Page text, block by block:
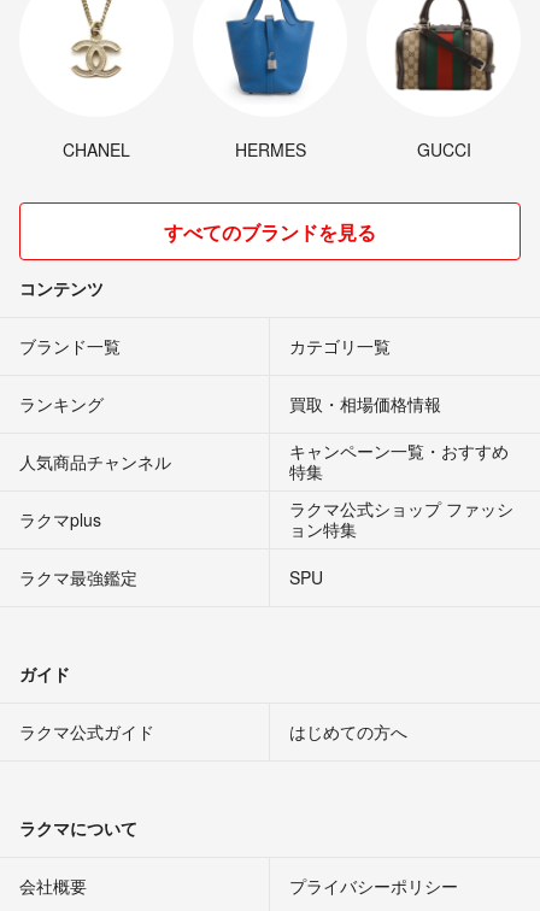
CHANEL HERMES GUCCI
すべてのブランドを見る
コンテンツ
ブランド一覧 カテゴリ一覧
ランキング 買取・相場価格情報
人気商品チャンネル
キャンペーン一覧・おすすめ
特集
ラクマplus
ラクマ公式ショップ ファッシ
ョン特集
ラクマ最強鑑定
SPU
ガイド
ラクマ公式ガイド はじめての方へ
ラクマについて
会社概要 プライバシーポリシー